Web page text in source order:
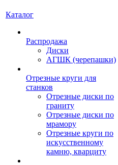
Каталог
Распродажа
Диски
АГШК (черепашки)
Отрезные круги для
станков
Отрезные диски по
граниту
Отрезные диски по
мрамору
Отрезные круги по
искусственному
камню, кварциту